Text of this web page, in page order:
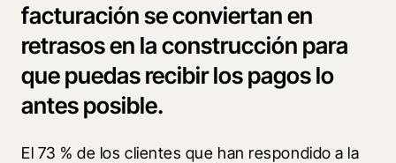
facturación se conviertan en
retrasos en la construcción para
que puedas recibir los pagos lo
antes posible.
El 73 % de los clientes que han respondido a la